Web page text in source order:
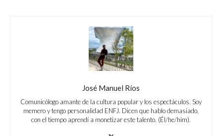
José Manuel Ríos
Comunicólogo amante de la cultura popular y los espectáculos. Soy
memero y tengo personalidad ENFJ. Dicen que hablo demasiado,
con el tiempo aprendí a monetizar este talento. (Él/he/him).